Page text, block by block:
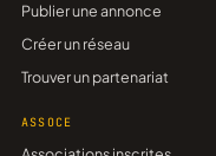
Publier une annonce
Créer un réseau
Trouver un partenariat
ASSOCE